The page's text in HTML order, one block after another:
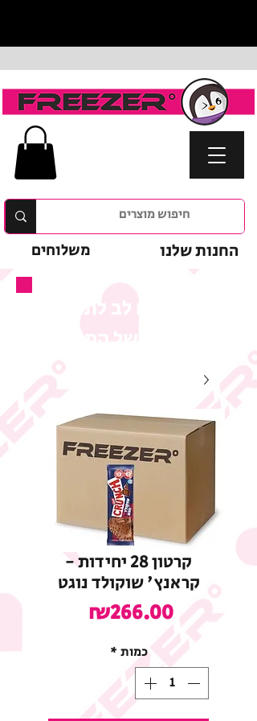
החנות שלנו משלוחים
המבצע של המוצר
קרטון 28 יחידות -
קראנץ' שוקולד נוגט
₪266.00
כמות *